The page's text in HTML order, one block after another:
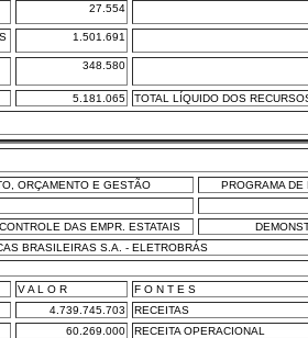
27.554
1.501.691
348.580
5.181.065 TOTAL LÍQUIDO DOS
ORÇAMENTO E GESTÃO
PROGRAMA
DAS EMPR. ESTATAIS
BRASILEIRAS S.A. - ELETROBRÁS
V A L O R
F O N T E S
4.739.745.703
RECEITAS
60.269.000
RECEITA OPERACIONAL